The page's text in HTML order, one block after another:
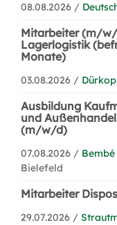
08.08.2026 /
Mitarbeiter (m/
Lagerlogistik
Monate)
03.08.2026 /
Ausbildung
und
(m/w/d)
07.08.2026 /
Bielefeld
Mitarbeiter
29.07.2026 /